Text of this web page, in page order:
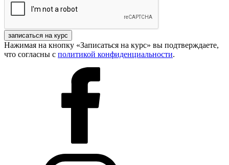
записаться на курс
Нажимая на кнопку «Записаться на курс» вы подтверждаете,
что согласны с политикой конфиденциальности.